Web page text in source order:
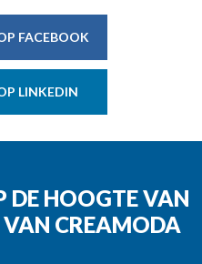
FACEBOOK
LINKEDIN
DE HOOGTE VAN
CREAMODA